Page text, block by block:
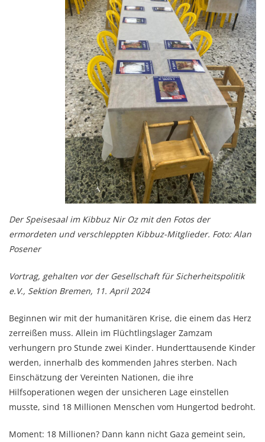
Der Speisesaal im Kibbuz Nir Oz mit den Fotos der
ermordeten und verschleppten Kibbuz-Mitglieder. Foto: Alan
Posener
Vortrag, gehalten vor der Gesellschaft für Sicherheitspolitik
e.V., Sektion Bremen, 11. April 2024
Beginnen wir mit der humanitären Krise, die einem das Herz
zerreißen muss. Allein im Flüchtlingslager Zamzam
verhungern pro Stunde zwei Kinder. Hunderttausende Kinder
werden, innerhalb des kommenden Jahres sterben. Nach
Einschätzung der Vereinten Nationen, die ihre
Hilfsoperationen wegen der unsicheren Lage einstellen
musste, sind 18 Millionen Menschen vom Hungertod bedroht.
Moment: 18 Millionen? Dann kann nicht Gaza gemeint sein,